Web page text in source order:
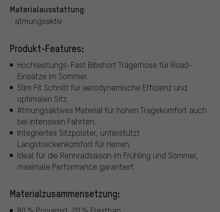
Materialausstattung:
atmungsaktiv
Produkt-Features:
Hochleistungs-Fast Bibshort Trägerhose für Road-
Einsätze im Sommer.
Slim Fit Schnitt für aerodynamische Effizienz und
optimalen Sitz.
Atmungsaktives Material für hohen Tragekomfort auch
bei intensiven Fahrten.
Integriertes Sitzpolster, unterstützt
Langstreckenkomfort für Herren.
Ideal für die Rennradsaison im Frühling und Sommer,
maximale Performance garantiert.
Materialzusammensetzung: